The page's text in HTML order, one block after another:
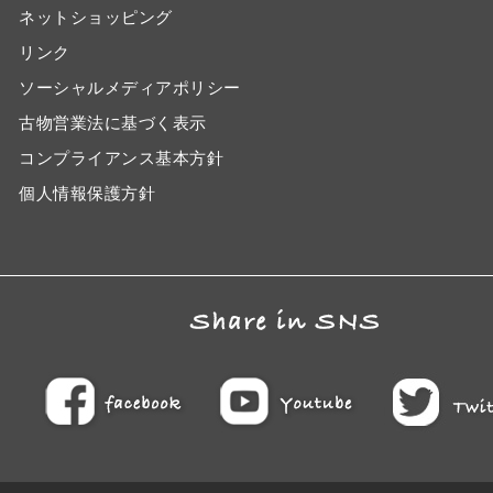
ネットショッピング
リンク
ソーシャルメディアポリシー
古物営業法に基づく表示
コンプライアンス基本方針
個人情報保護方針